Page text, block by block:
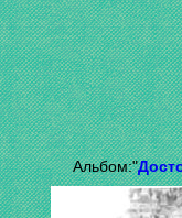
Альбом:"